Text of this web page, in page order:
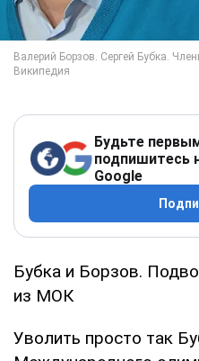
Будьте
подпишитесь
Google
Бубка и Борзов.
из МОК
Уволить просто так